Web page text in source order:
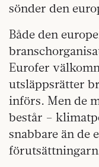
sönder den
Både den
Eurofer
utsläppsrätter
införs. Men de
består –
snabbare än de